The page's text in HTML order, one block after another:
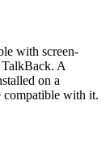
with screen-
A
on a
compatible with it.